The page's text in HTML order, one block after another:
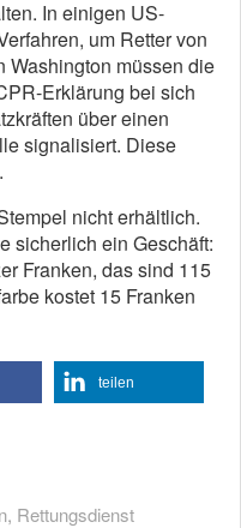
In einigen US-
um Retter von
Washington müssen die
Erklärung bei sich
über einen
signalisiert. Diese
nicht erhältlich.
sicherlich ein Geschäft:
Franken, das sind 115
kostet 15 Franken
teilen
, Rettungsdienst